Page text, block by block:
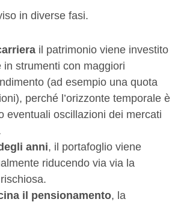
in diverse fasi.
il patrimonio viene investito
in strumenti con maggiori
(ad esempio una quota
perché l’orizzonte temporale è
eventuali oscillazioni dei mercati
anni, il portafoglio viene
riducendo via via la
il pensionamento, la